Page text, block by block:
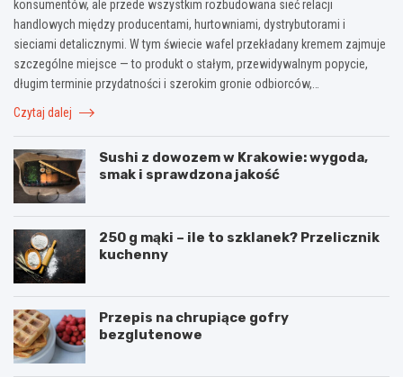
konsumentów, ale przede wszystkim rozbudowana sieć relacji
handlowych między producentami, hurtowniami, dystrybutorami i
sieciami detalicznymi. W tym świecie wafel przekładany kremem zajmuje
szczególne miejsce — to produkt o stałym, przewidywalnym popycie,
długim terminie przydatności i szerokim gronie odbiorców,…
Czytaj dalej
Sushi z dowozem w Krakowie: wygoda,
smak i sprawdzona jakość
250 g mąki – ile to szklanek? Przelicznik
kuchenny
Przepis na chrupiące gofry
bezglutenowe